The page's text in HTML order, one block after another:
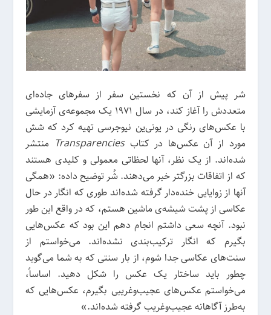
شر پیش از آن که نخستین سفر از سفرهای جاده‌ای
متعددش را آغاز کند، در سال 1971 یک مجموعه‌ی آزمایشی
با عکس‌های رنگی در یونی‌ین نیوجرسی تهیه کرد که شش
مورد از آن عکس‌ها در کتابTransparencies منتشر
شده‌اند. از یک نظر، آنها لحظاتی معمولی و کلیدی هستند
که از اتفاقات بزرگتر خبر می‌دهند. شُر توضیح داده: «همگی
آنها از زوایایی خنده‌دار گرفته شده‌اند طوری که انگار در حال
عکاسی از پشت شیشه‌ی ماشین هستم، که در واقع این طور
نبود. آنچه سعی داشتم انجام دهم این بود که عکس‌هایی
بگیرم که انگار ترکیب‌بندی نشده‌اند. می‌خواستم از
سنت‌های عکاسی جدا شوم، از بار سنتی که به شما می‌گوید
چطور باید ساختار یک عکس را شکل دهید. اساساً،
می‌خواستم عکس‌های عجیب‌وغریبی بگیرم، عکس‌هایی که
به‌طرز آگاهانه عجیب‌وغریب گرفته شده‌اند.»